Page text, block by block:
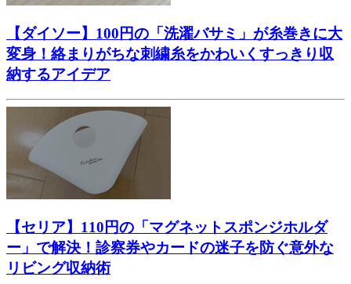
【ダイソー】100円の「洗濯バサミ」が糸巻きに大
変身！絡まりがちな刺繍糸をかわいくすっきり収
納するアイデア
【セリア】110円の「マグネットスポンジホルダ
ー」で解決！診察券やカードの迷子を防ぐ意外な
リビング収納術